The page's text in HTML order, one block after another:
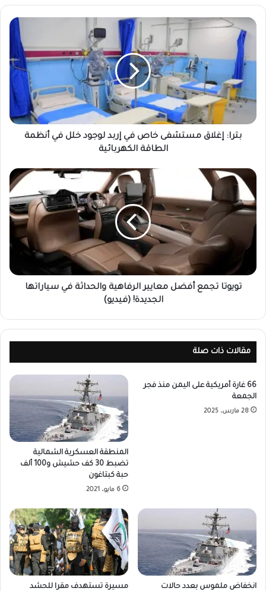
بترا: إغلاق مستشفى خاص في إربد لوجود خلل في أنظمة
الطاقة الكهربائية
تويوتا تجمع أفضل معايير الرفاهية والحداثة في سياراتها
الجديدة! (فيديو)
مقالات ذات صلة
66 غارة أمريكية على اليمن منذ فجر
الجمعة
28 مارس، 2025
المنطقة العسكرية الشمالية
تضبط 30 كف حشيش و100 ألف
حبة كبتاغون
6 مايو، 2021
انخفاض ملموس بعدد حالات مسيرة تستهدف مقرا للحشد